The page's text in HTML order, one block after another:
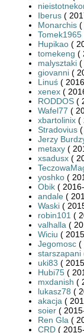
Iberus (
Monarchis (
Tomek1965
Hupikao (
tomekeng (
malysztaki (
giovanni (
Linuś (
xenex (
RODDOS (
Wafel77 (
xbartolinix (
Stradovius
Jerzy
metaxy (
xsadusx (
yoshko (
Obik (
andale (
Waski (
robin101 (
valhalla (
Wiciu (
Jegomosc (
starszapani
uki83 (
Hubi75 (
mxdanish (
lukasz78 (
akacja (
soier (
Ren Gla (
CRD (